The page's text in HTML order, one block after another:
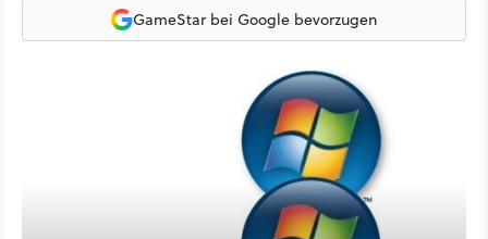
GameStar bei Google bevorzugen